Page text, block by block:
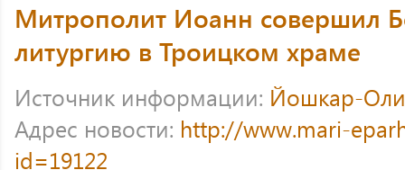
Митрополит Иоанн совершил
литургию в Троицком храме
Источник информации: Йошкар-
Адрес новости: http://www.mari-
id=19122